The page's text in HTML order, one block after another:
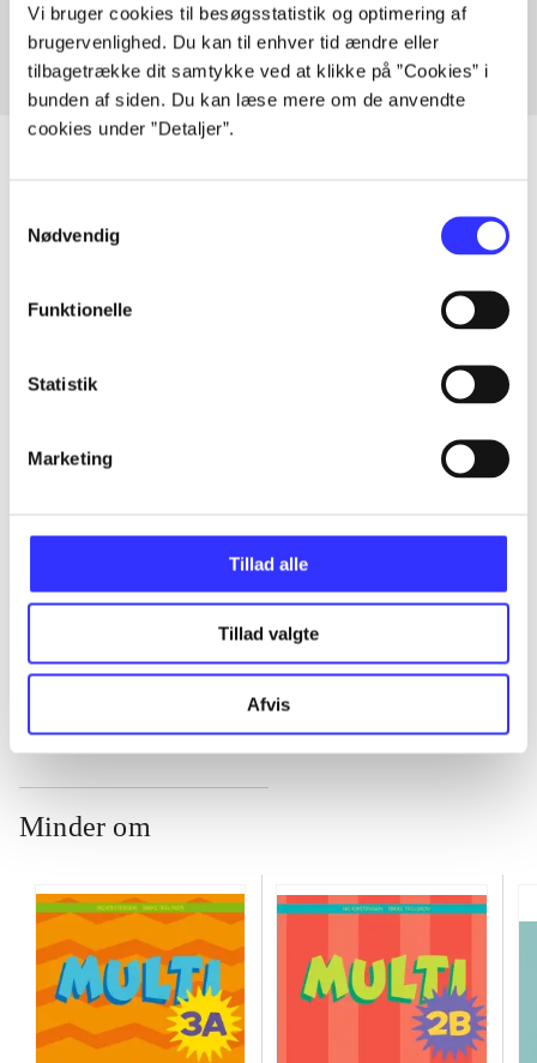
Vi bruger cookies til besøgsstatistik og optimering af
brugervenlighed. Du kan til enhver tid ændre eller
tilbagetrække dit samtykke ved at klikke på ”Cookies” i
bunden af siden. Du kan læse mere om de anvendte
cookies under ”Detaljer”.
Nødvendig
Funktionelle
Statistik
Marketing
Tillad alle
Tillad valgte
Afvis
Artikler
Minder om